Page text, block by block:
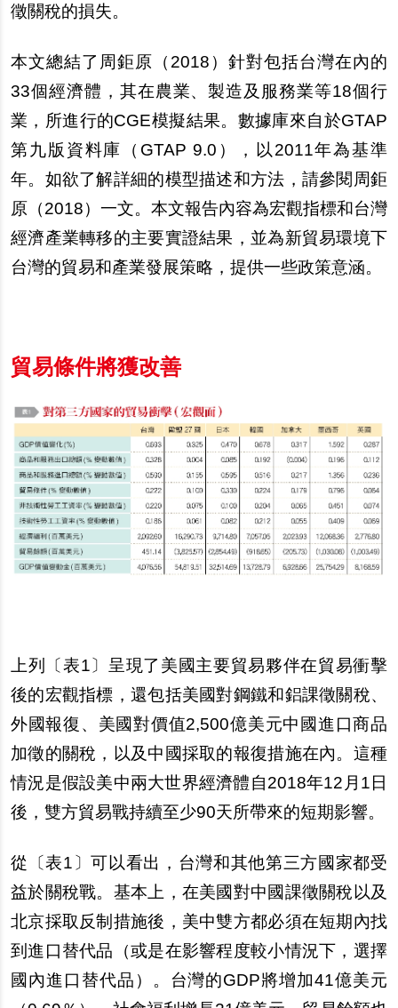
徵關稅的損失。
本文總結了周鉅原（ 2018 ）針對包括台灣在內的
33個經濟體，其在農業、製造及服務業等18個行
業，所進行的CGE模擬結果。數據庫來自於GTAP
第九版資料庫（ GTAP 9.0 ），以 2011年為基準
年。如欲了解詳細的模型描述和方法，請參閱周鉅
原（2018）一文。本文報告內容為宏觀指標和台灣
經濟產業轉移的主要實證結果，並為新貿易環境下
台灣的貿易和產業發展策略，提供一些政策意涵。
貿易條件將獲改善
上列〔表1 〕呈現了美國主要貿易夥伴在貿易衝擊
後的宏觀指標，還包括美國對鋼鐵和鋁課徵關稅、
外國報復、美國對價值2,500億美元中國進口商品
加徵的關稅，以及中國採取的報復措施在內。這種
情況是假設美中兩大世界經濟體自2018年12 月 1 日
後，雙方貿易戰持續至少90天所帶來的短期影響。
從〔表1 〕可以看出，台灣和其他第三方國家都受
益於關稅戰。基本上，在美國對中國課徵關稅以及
北京採取反制措施後，美中雙方都必須在短期內找
到進口替代品（或是在影響程度較小情況下，選擇
國內進口替代品）。台灣的GDP將增加41億美元